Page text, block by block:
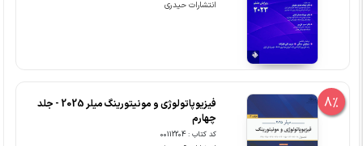
انتشارات حیدری
8%
فیزیوپاتولوژی و مونیتورینگ میلر 2025 - جلد
چهارم
کد کتاب : 00112204